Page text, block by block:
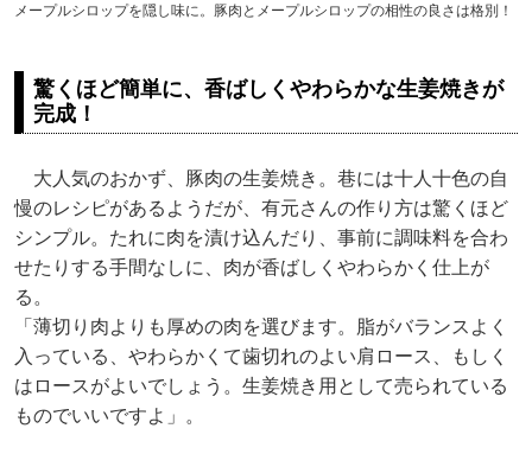
メープルシロップを隠し味に。豚肉とメープルシロップの相性の良さは格別！
驚くほど簡単に、香ばしくやわらかな生姜焼きが
完成！
大人気のおかず、豚肉の生姜焼き。巷には十人十色の自
慢のレシピがあるようだが、有元さんの作り方は驚くほど
シンプル。たれに肉を漬け込んだり、事前に調味料を合わ
せたりする手間なしに、肉が香ばしくやわらかく仕上が
る。
「薄切り肉よりも厚めの肉を選びます。脂がバランスよく
入っている、やわらかくて歯切れのよい肩ロース、もしく
はロースがよいでしょう。生姜焼き用として売られている
ものでいいですよ」。